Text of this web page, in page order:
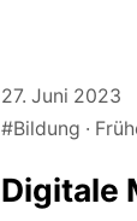
27. Juni 2023
#Bildung
Digitale